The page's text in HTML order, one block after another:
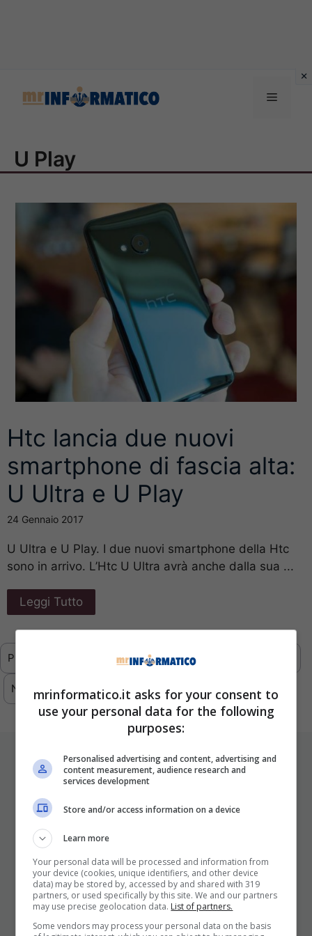
Menu
U Play
Htc lancia due nuovi
smartphone di fascia alta:
U Ultra e U Play
24 Gennaio 2017
U Ultra e U Play. I due nuovi smartphone della Htc
sono in arrivo. L’Htc U Ultra avrà anche dalla sua ...
Leggi Tutto
Previous 3 4
Next
ULTIMI ARTICOLI
I Pro E I Contro Di Una Nuova Moda
Che Punta A Cambiare Il Tabacco
mrinformatico.it asks for your consent to
use your personal data for the following
purposes:
Personalised advertising and content, advertising and
content measurement, audience research and
services development
Store and/or access information on a device
Learn more
Your personal data will be processed and information from
your device (cookies, unique identifiers, and other device
data) may be stored by, accessed by and shared with 319
partners, or used specifically by this site. We and our partners
may use precise geolocation data. List of partners.
Some vendors may process your personal data on the basis